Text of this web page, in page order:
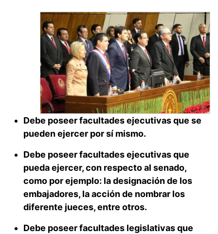
Debe poseer facultades ejecutivas que se
pueden ejercer por sí mismo.
Debe poseer facultades ejecutivas que
pueda ejercer, con respecto al senado,
como por ejemplo: la designación de los
embajadores, la acción de nombrar los
diferente jueces, entre otros.
Debe poseer facultades legislativas que